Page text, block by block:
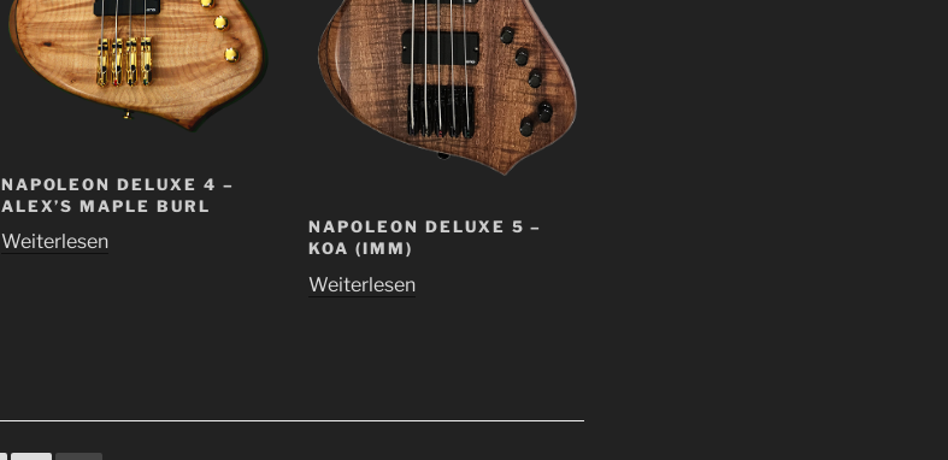
NAPOLEON DELUXE 4 –
ALEX’S MAPLE BURL
Weiterlesen
NAPOLEON DELUXE 5 –
KOA (IMM)
Weiterlesen